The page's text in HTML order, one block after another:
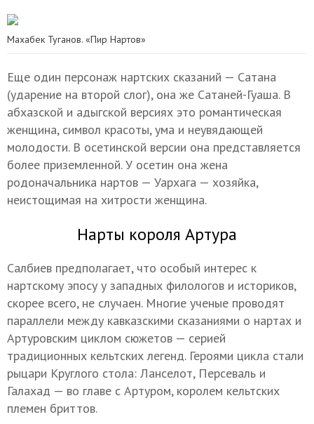
Махабек Туганов. «Пир Нартов»
Еще один персонаж нартских сказаний — Сатана
(ударение на второй слог), она же Сатаней-Гуаша. В
абхазской и адыгской версиях это романтическая
женщина, символ красоты, ума и неувядающей
молодости. В осетинской версии она представляется
более приземленной. У осетин она жена
родоначальника нартов — Уархага — хозяйка,
неистощимая на хитрости женщина.
Нарты короля Артура
Салбиев предполагает, что особый интерес к
нартскому эпосу у западных филологов и историков,
скорее всего, не случаен. Многие ученые проводят
параллели между кавказскими сказаниями о нартах и
Артуровским циклом сюжетов — серией
традиционных кельтских легенд. Героями цикла стали
рыцари Круглого стола: Ланселот, Персеваль и
Галахад — во главе с Артуром, королем кельтских
племен бриттов.